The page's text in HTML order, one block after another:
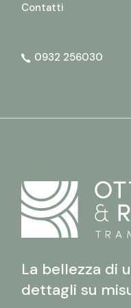
Contatti
0932 256030
La bellezza di
dettagli su